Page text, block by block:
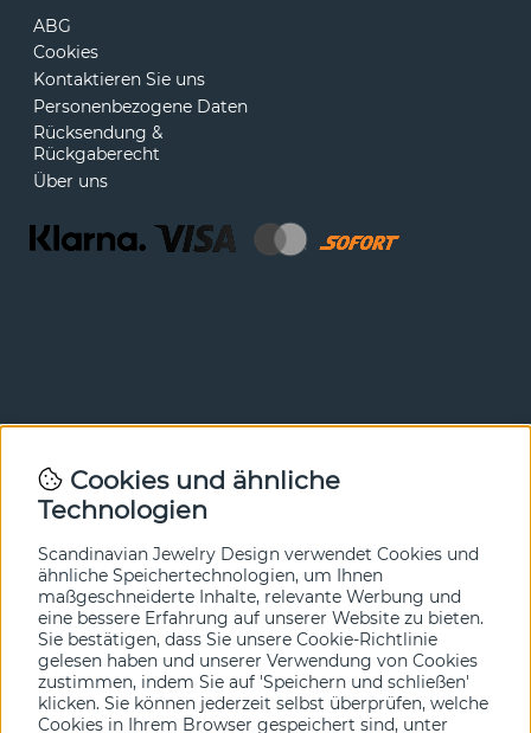
ABG
Cookies
Kontaktieren Sie uns
Personenbezogene Daten
Rücksendung &
Rückgaberecht
Über uns
Newsletter
In unserem Newsletter erfahren Sie vor allen anderen
hier an.
Ja bitte!
Cookies und ähnliche
Technologien
Scandinavian Jewelry Design verwendet Cookies und
ähnliche Speichertechnologien, um Ihnen
maßgeschneiderte Inhalte, relevante Werbung und
eine bessere Erfahrung auf unserer Website zu bieten.
Sie bestätigen, dass Sie unsere Cookie-Richtlinie
gelesen haben und unserer Verwendung von Cookies
zustimmen, indem Sie auf 'Speichern und schließen'
klicken. Sie können jederzeit selbst überprüfen, welche
Cookies in Ihrem Browser gespeichert sind, unter